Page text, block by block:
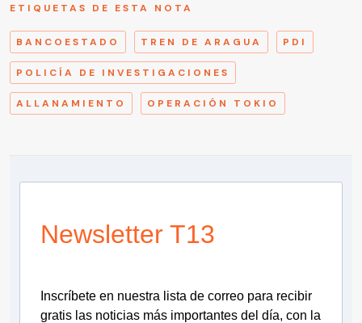
ETIQUETAS DE ESTA NOTA
BANCOESTADO TREN DE ARAGUA PDI
POLICÍA DE INVESTIGACIONES
ALLANAMIENTO OPERACIÓN TOKIO
Newsletter T13
Inscríbete en nuestra lista de correo para recibir
gratis las noticias más importantes del día, con la